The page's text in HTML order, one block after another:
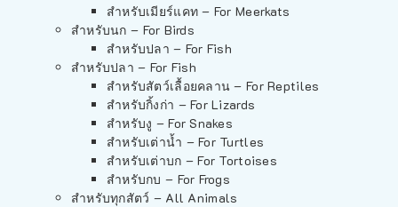
สำหรับเมียร์แคท – For Meerkats
สำหรับนก – For Birds
สำหรับปลา – For Fish
สำหรับปลา – For Fish
สำหรับสัตว์เลื้อยคลาน – For Reptiles
สำหรับกิ้งก่า – For Lizards
สำหรับงู – For Snakes
สำหรับเต่าน้ำ – For Turtles
สำหรับเต่าบก – For Tortoises
สำหรับกบ – For Frogs
สำหรับทุกสัตว์ – All Animals